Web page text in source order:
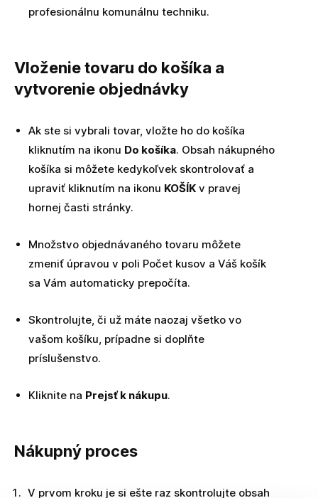
profesionálnu komunálnu techniku.
Vloženie tovaru do košíka a
vytvorenie objednávky
Ak ste si vybrali tovar, vložte ho do košíka
kliknutím na ikonu Do košíka. Obsah nákupného
košíka si môžete kedykoľvek skontrolovať a
upraviť kliknutím na ikonu KOŠÍK v pravej
hornej časti stránky.
Množstvo objednávaného tovaru môžete
zmeniť úpravou v poli Počet kusov a Váš košík
sa Vám automaticky prepočíta.
Skontrolujte, či už máte naozaj všetko vo
vašom košíku, prípadne si doplňte
príslušenstvo.
Kliknite na Prejsť k nákupu.
Nákupný proces
V prvom kroku je si ešte raz skontrolujte obsah